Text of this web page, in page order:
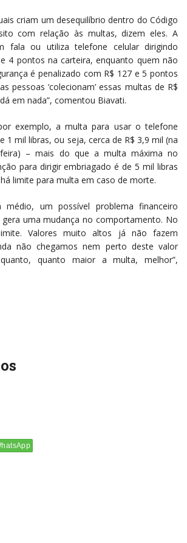
criam um desequilíbrio dentro do Código
com relação às multas, dizem eles. A
fala ou utiliza telefone celular dirigindo
4 pontos na carteira, enquanto quem não
é penalizado com R$ 127 e 5 pontos
pessoas ‘colecionam’ essas multas de R$
em nada”, comentou Biavati.
exemplo, a multa para usar o telefone
1 mil libras, ou seja, cerca de R$ 3,9 mil (na
– mais do que a multa máxima no
para dirigir embriagado é de 5 mil libras
limite para multa em caso de morte.
médio, um possível problema financeiro
uma mudança no comportamento. No
Valores muito altos já não fazem
não chegamos nem perto deste valor
quanto maior a multa, melhor”,